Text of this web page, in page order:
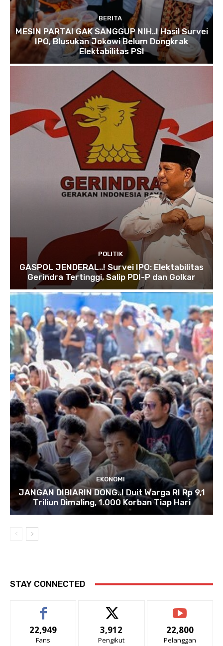
BERITA
MESIN PARTAI GAK SANGGUP NIH..! Hasil Survei
IPO, Blusukan Jokowi Belum Dongkrak
Elektabilitas PSI
POLITIK
GASPOL JENDERAL..! Survei IPO: Elektabilitas
Gerindra Tertinggi, Salip PDI-P dan Golkar
EKONOMI
JANGAN DIBIARIN DONG..! Duit Warga RI Rp 9,1
Triliun Dimaling, 1.000 Korban Tiap Hari
STAY CONNECTED
22,949
Fans
3,912
Pengikut
22,800
Pelanggan